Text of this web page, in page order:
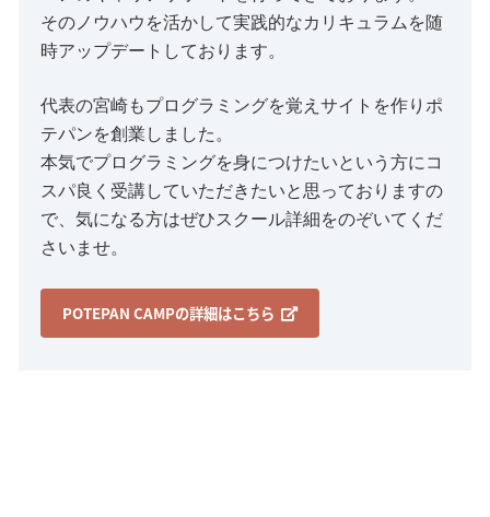
そのノウハウを活かして実践的なカリキュラムを随
時アップデートしております。
代表の宮崎もプログラミングを覚えサイトを作りポ
テパンを創業しました。
本気でプログラミングを身につけたいという方にコ
スパ良く受講していただきたいと思っておりますの
で、気になる方はぜひスクール詳細をのぞいてくだ
さいませ。
POTEPAN CAMPの詳細はこちら